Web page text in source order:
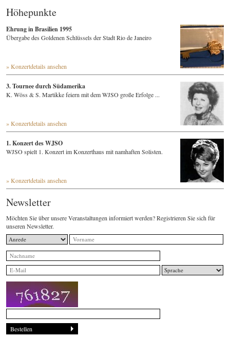
Höhepunkte
Ehrung in Brasilien 1995
Übergabe des Goldenen Schlüssels der Stadt Rio de Janeiro
» Konzertdetails ansehen
3. Tournee durch Südamerika
K. Wöss & S. Martikke feiern mit dem WJSO große Erfolge ...
» Konzertdetails ansehen
1. Konzert des WJSO
WJSO spielt 1. Konzert im Konzerthaus mit namhaften Solisten.
» Konzertdetails ansehen
Newsletter
Möchten Sie über unsere Veranstaltungen informiert werden? Registrieren Sie sich für
unseren Newsletter.